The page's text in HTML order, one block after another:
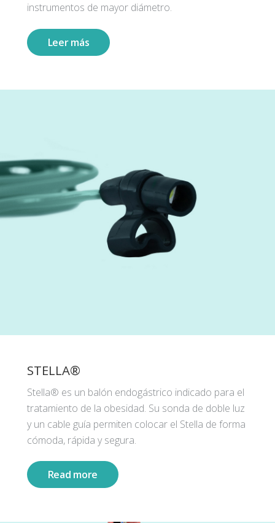
instrumentos de mayor diámetro.
Leer más
STELLA®
Stella® es un balón endogástrico indicado para el
tratamiento de la obesidad. Su sonda de doble luz
y un cable guía permiten colocar el Stella de forma
cómoda, rápida y segura.
Read more